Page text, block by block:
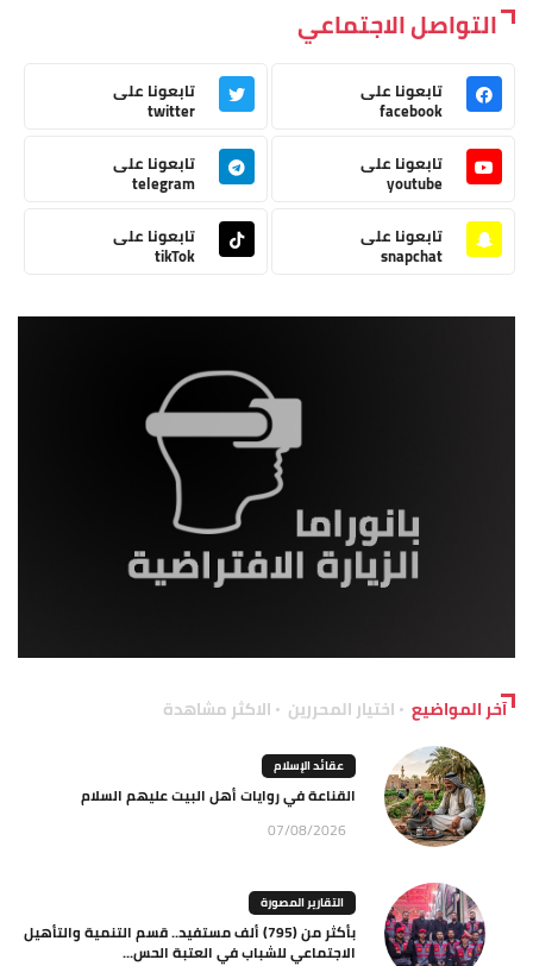
التواصل الاجتماعي
تابعونا على
facebook
تابعونا على
twitter
تابعونا على
youtube
تابعونا على
telegram
تابعونا على
snapchat
تابعونا على
tikTok
آخر المواضيع اختيار المحررين الاكثر مشاهدة
عقائد الإسلام
القناعة في روايات أهل البيت عليهم السلام
07/08/2026
التقارير المصورة
بأكثر من (795) ألف مستفيد.. قسم التنمية والتأهيل
الاجتماعي للشباب في العتبة الحس...